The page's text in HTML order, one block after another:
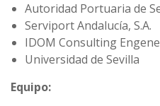
Autoridad Portuaria de
Serviport Andalucía, S.A.
IDOM Consulting
Universidad de Sevilla
Equipo: